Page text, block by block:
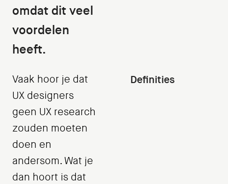
omdat dit veel
voordelen
heeft.
Vaak hoor je dat
UX designers
geen UX research
zouden moeten
doen en
andersom. Wat je
dan hoort is dat
Definities